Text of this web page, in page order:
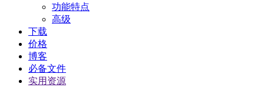
功能特点
高级
下载
价格
博客
必备文件
实用资源